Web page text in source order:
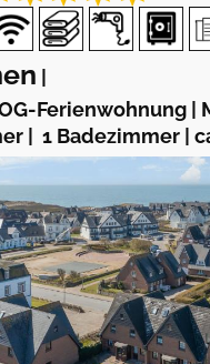
Ferienwohnung |
1 Badezimmer